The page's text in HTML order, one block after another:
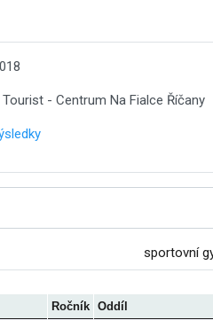
Tourist - Centrum Na Fialce Říčany
sportovní
Ročník Oddíl